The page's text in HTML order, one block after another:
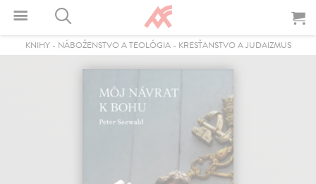
KNIHY- NÁBOŽENSTVO A TEOLÓGIA- KRESŤANSTVO A JUDAIZMUS